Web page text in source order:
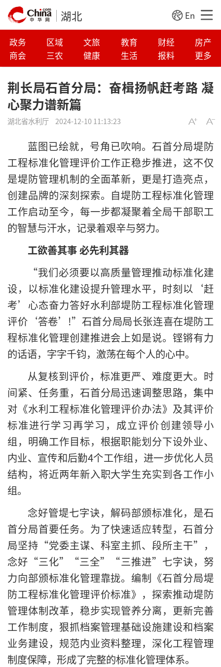
湖北 En
政务 区域 文旅 教育 财经
房产
商会
三农 健康 生活 报料 更多
荆长局石首分局：奋楫扬帆赶考路 凝
心聚力谱新篇
湖北省水利厅 2024-12-10 11:13:23
蓝图已绘就，号角已吹响。石首分局堤防
工程标准化管理评价工作正稳步推进，这不仅
是堤防管理机制的全面革新，更是打造亮点，
创建品牌的深刻探索。自堤防工程标准化管理
工作启动至今，每一步都凝聚着全局干部职工
的智慧与汗水，记录着艰辛与努力。
工欲善其事 必先利其器
“我们必须要以高质量管理推动标准化建
设，以标准化建设提升管理水平，时刻以‘赶
考’心态奋力答好水利部堤防工程标准化管理
评价‘答卷’!”石首分局局长张连喜在堤防工
程标准化管理创建推进会上如是说。铿锵有力
的话语，字字千钧，激荡在每个人的心中。
从复核到评价，标准更严、难度更大。时
间紧、任务重，石首分局迅速调整思路，集中
对《水利工程标准化管理评价办法》及其评价
标准进行学习再学习，成立评价创建领导小
组，明确工作目标，根据职能划分下设外业、
内业、宣传和后勤4个工作组，进一步优化人员
结构，将近两年新入职大学生充实到各工作小
组。
念好管堤七字诀，解码部颁标准化，是石
首分局首要任务。为了快速适应转型，石首分
局坚持“党委主谋、科室主抓、段所主干”，
念好“三化”“三全”“三推进”七字诀，努
力向部颁标准化管理靠拢。编制《石首分局堤
防工程标准化管理评价标准》，探索推动堤防
管理体制改革，稳步实现管养分离，更新完善
工作制度，狠抓档案管理基础设施建设和档案
业务建设，规范内业资料整理，深化工程管理
制度保障，形成了完整的标准化管理体系。